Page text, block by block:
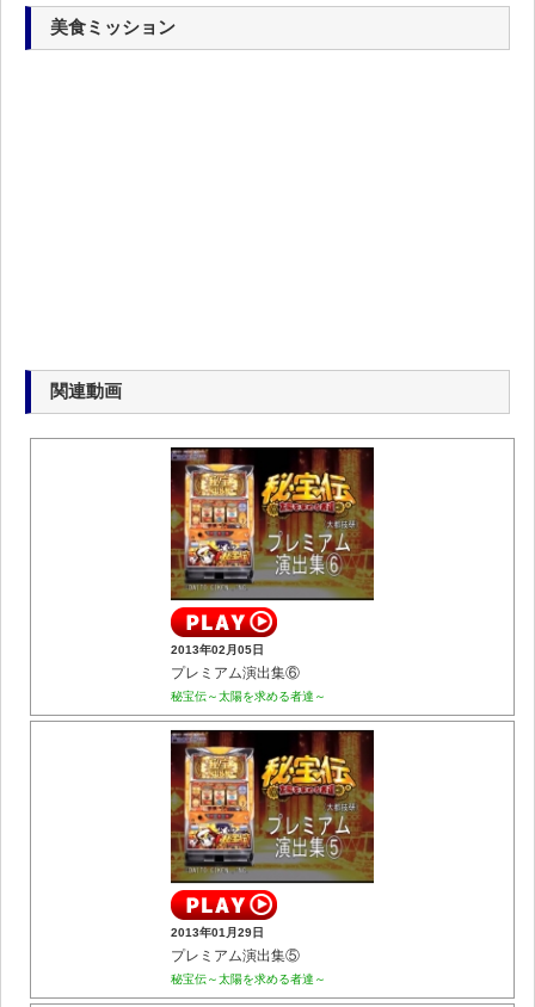
美食ミッション
関連動画
2013年02月05日
プレミアム演出集⑥
秘宝伝～太陽を求める者達～
2013年01月29日
プレミアム演出集⑤
秘宝伝～太陽を求める者達～